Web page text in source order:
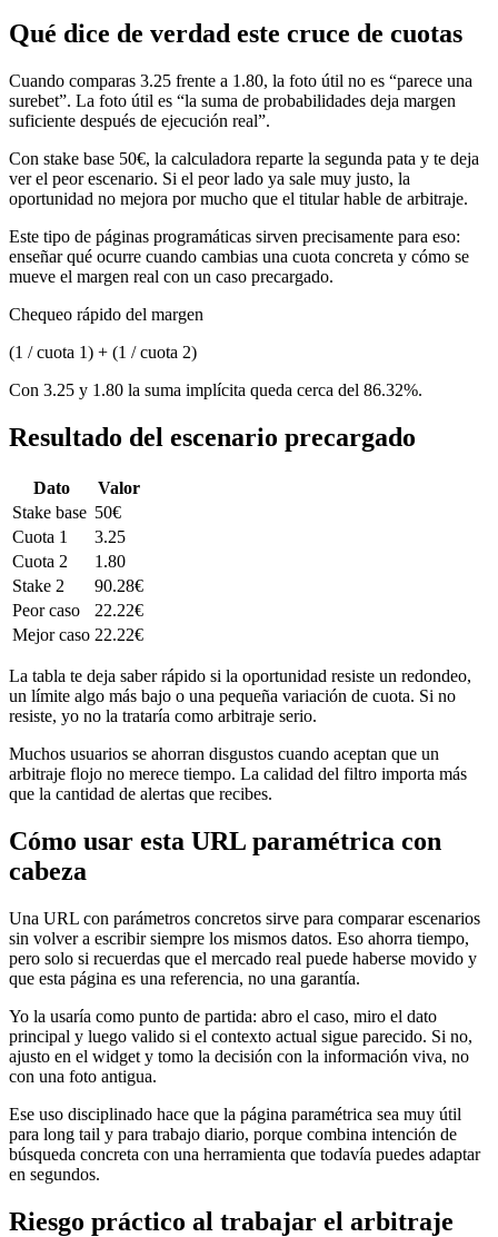
Qué dice de verdad este cruce de cuotas
Cuando comparas 3.25 frente a 1.80, la foto útil no es “parece una
surebet”. La foto útil es “la suma de probabilidades deja margen
suficiente después de ejecución real”.
Con stake base 50€, la calculadora reparte la segunda pata y te deja
ver el peor escenario. Si el peor lado ya sale muy justo, la
oportunidad no mejora por mucho que el titular hable de arbitraje.
Este tipo de páginas programáticas sirven precisamente para eso:
enseñar qué ocurre cuando cambias una cuota concreta y cómo se
mueve el margen real con un caso precargado.
Chequeo rápido del margen
(1 / cuota 1) + (1 / cuota 2)
Con 3.25 y 1.80 la suma implícita queda cerca del 86.32%.
Resultado del escenario precargado
Dato
Valor
Stake base 50€
Cuota 1
3.25
Cuota 2
1.80
Stake 2
90.28€
Peor caso
22.22€
Mejor caso 22.22€
La tabla te deja saber rápido si la oportunidad resiste un redondeo,
un límite algo más bajo o una pequeña variación de cuota. Si no
resiste, yo no la trataría como arbitraje serio.
Muchos usuarios se ahorran disgustos cuando aceptan que un
arbitraje flojo no merece tiempo. La calidad del filtro importa más
que la cantidad de alertas que recibes.
Cómo usar esta URL paramétrica con
cabeza
Una URL con parámetros concretos sirve para comparar escenarios
sin volver a escribir siempre los mismos datos. Eso ahorra tiempo,
pero solo si recuerdas que el mercado real puede haberse movido y
que esta página es una referencia, no una garantía.
Yo la usaría como punto de partida: abro el caso, miro el dato
principal y luego valido si el contexto actual sigue parecido. Si no,
ajusto en el widget y tomo la decisión con la información viva, no
con una foto antigua.
Ese uso disciplinado hace que la página paramétrica sea muy útil
para long tail y para trabajo diario, porque combina intención de
búsqueda concreta con una herramienta que todavía puedes adaptar
en segundos.
Riesgo práctico al trabajar el arbitraje